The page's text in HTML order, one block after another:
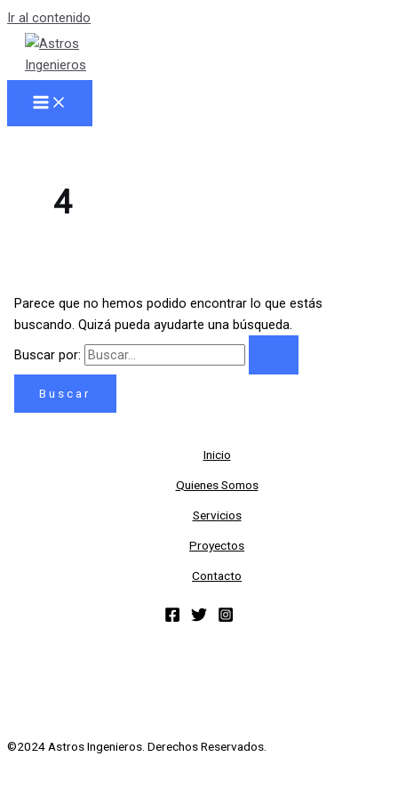
Ir al contenido
4
Parece que no hemos podido encontrar lo que estás
buscando. Quizá pueda ayudarte una búsqueda.
Buscar por:
Inicio
Quienes Somos
Servicios
Proyectos
Contacto
©2024 Astros Ingenieros. Derechos Reservados.